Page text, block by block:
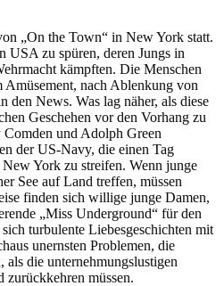
„On the Town“ in New York statt.
USA zu spüren, deren Jungs in
kämpften. Die Menschen
Amüsement, nach Ablenkung von
den News. Was lag näher, als diese
Geschehen vor den Vorhang zu
und Adolph Green
der US-Navy, die einen Tag
York zu streifen. Wenn junge
See auf Land treffen, müssen
finden sich willige junge Damen,
„Miss Underground“ für den
turbulente Liebesgeschichten mit
unernsten Problemen, die
die unternehmungslustigen
müssen.